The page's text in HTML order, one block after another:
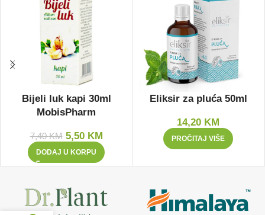
Bijeli luk kapi 30ml
MobisPharm
7,40KM 5,50 KM
DODAJ U KORPU
Eliksir za pluća 50ml
14,20 KM
PROČITAJ VIŠE